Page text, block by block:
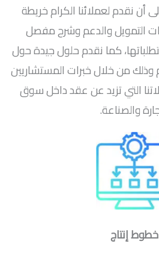
نقدم لعملائنا الكرام خريطة
التمويل والدعم وشرح مفصل
كما نقدم حلول جيدة حول
من خلال خبرات المستشاريين
التي تزيد عن عقد داخل سوق
والصناعة.
خطوط إنتاج